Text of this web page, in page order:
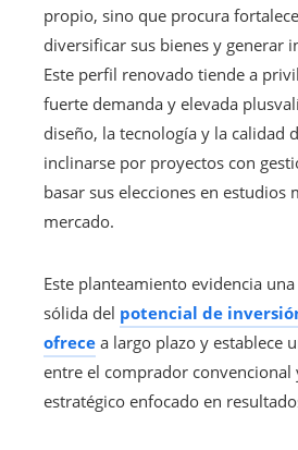
propio, sino que procura
diversificar sus bienes y generar
Este perfil renovado tiende a
fuerte demanda y elevada
diseño, la tecnología y la calidad
inclinarse por proyectos con
basar sus elecciones en estudios
mercado.
Este planteamiento evidencia
sólida del potencial de
ofrece a largo plazo y establece
entre el comprador convencional
estratégico enfocado en